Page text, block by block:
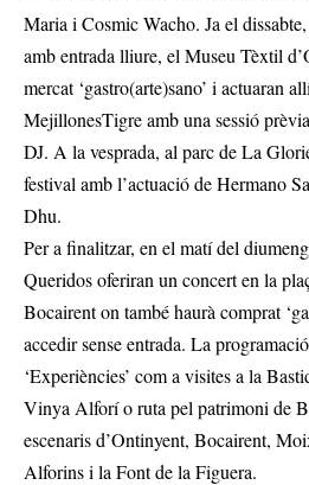
Maria i Cosmic Wacho. Ja el
amb entrada lliure, el Museu Tèxtil
mercat ‘gastro(arte)sano’ i actuaran
MejillonesTigre amb una sessió
DJ. A la vesprada, al parc de La
festival amb l’actuació de Hermano
Dhu.
Per a finalitzar, en el matí del
Queridos oferiran un concert en la
Bocairent on també haurà comprat
accedir sense entrada. La
‘Experiències’ com a visites a la
Vinya Alforí o ruta pel patrimoni de
escenaris d’Ontinyent, Bocairent,
Alforins i la Font de la Figuera.